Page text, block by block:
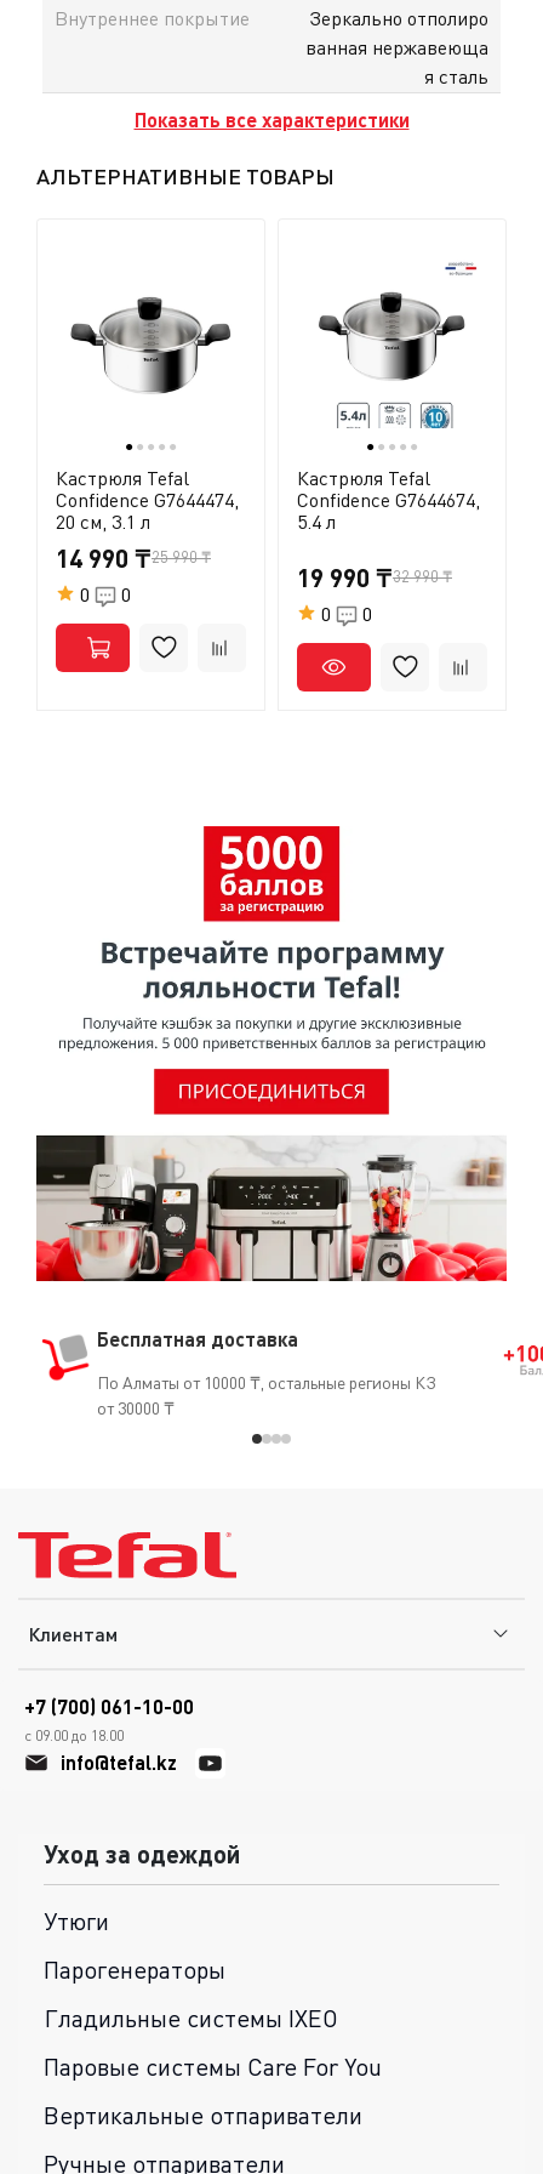
Внутреннее покрытие
Зеркально отполиро
ванная нержавеюща
я сталь
Показать все характеристики
АЛЬТЕРНАТИВНЫЕ ТОВАРЫ
● ● ● ● ●
Кастрюля Tefal
Confidence G7644474,
20 см, 3.1 л
14 990 ₸25 990 ₸
0 0
● ● ● ● ●
Кастрюля Tefal
Confidence G7644674,
5.4 л
19 990 ₸32 990 ₸
0 0
Бесплатная доставка
По Алматы от 10000 ₸, остальные регионы КЗ
от 30000 ₸
Клиентам
+7 (700) 061-10-00
с 09.00 до 18.00
info@tefal.kz
Уход за одеждой
Утюги
Парогенераторы
Гладильные системы IXEO
Паровые системы Care For You
Вертикальные отпариватели
Ручные отпариватели